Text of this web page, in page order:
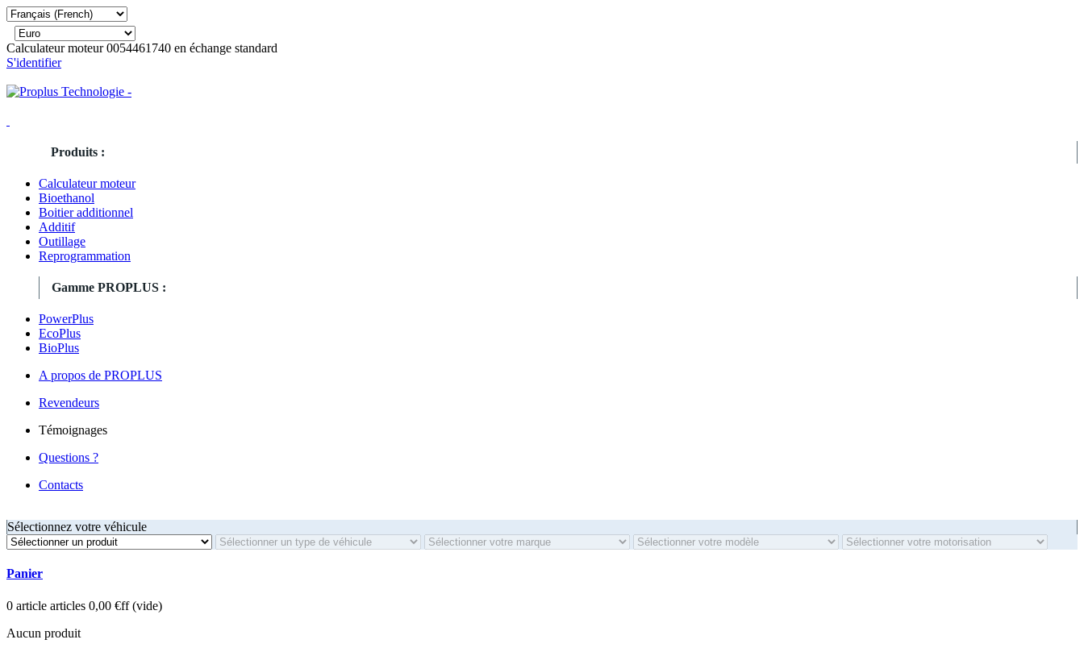
Calculateur moteur 0054461740 en échange standard
S'identifier
Produits :
Calculateur moteur
Bioethanol
Boitier additionnel
Additif
Outillage
Reprogrammation
Gamme PROPLUS :
PowerPlus
EcoPlus
BioPlus
A propos de PROPLUS
Revendeurs
Témoignages
Questions ?
Contacts
Sélectionnez votre véhicule
Panier
0 article articles 0,00 €ff (vide)
Aucun produit